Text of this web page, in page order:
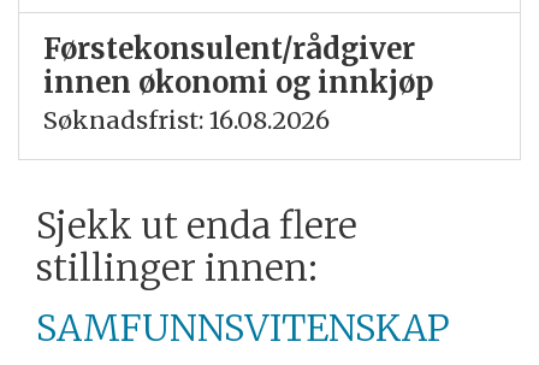
Førstekonsulent/rådgiver
innen økonomi og innkjøp
Søknadsfrist: 16.08.2026
Sjekk ut enda flere
stillinger innen:
SAMFUNNSVITENSKAP